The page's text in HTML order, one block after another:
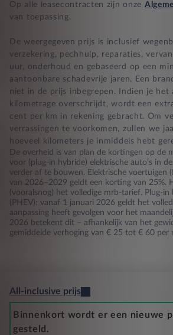
Op alle leasecontracten zijn onze
van toepassing.
De weergegeven prijs is inclusief
verzekering, pechhulp, reparaties,
uur, onderhoud en gebaseerd op een
aantoonbare schadevrije jaren. Een
niet in de prijs inbegrepen. Indien je het
kilometrage overschrijdt, wordt een
cent per km in rekening gebracht. Om
verrassingen te voorkomen, zullen we
hoeveel kilometers je inmiddels hebt
De overheid is van plan de kortingen op de
voor (plug-in hybride) elektrische auto’s in
verder af te bouwen. Elektrische voertuigen
van 2026–2029 geldt een korting van 25%.
(vooralsnog) het volledige mrb-tarief. Plug-
(PHEV): vanaf 1 januari 2026 geldt het
aanpassing heeft gevolgen voor het
2026 betekent dit – afhankelijk van het
gemiddelde verhoging van € 25 tot € 60 per
All-inclusive prijs
Binnenkort wordt er een nieuwe
gesteld.